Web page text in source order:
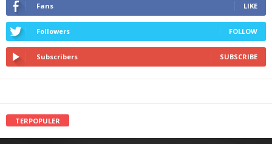
Fans LIKE
Followers FOLLOW
Subscribers SUBSCRIBE
TERPOPULER